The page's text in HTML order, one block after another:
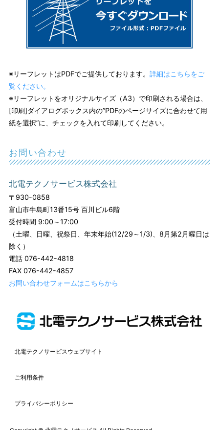
※リーフレットはPDFでご提供しております。 詳細はこちらをご
覧ください。
※リーフレットをオリジナルサイズ（A3）で印刷される場合は、
[印刷]ダイアログボックス内の”PDFのページサイズに合わせて用
紙を選択”に、チェックを入れて印刷してください。
お問い合わせ
北電テクノサービス株式会社
〒930-0858
富山市牛島町13番15号 百川ビル6階
受付時間 9:00～17:00
（土曜、日曜、祝祭日、年末年始(12/29～1/3)、8月第2月曜日は
除く）
電話 076-442-4818
FAX 076-442-4857
お問い合わせフォームはこちらから
北電テクノサービスウェブサイト
ご利用条件
プライバシーポリシー